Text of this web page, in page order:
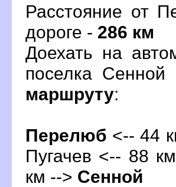
Расстояние от
дороге - 286 км
Доехать на
поселка
маршруту:
Перелю <-- 44
Пугачев <-- 88
км --> Сенной